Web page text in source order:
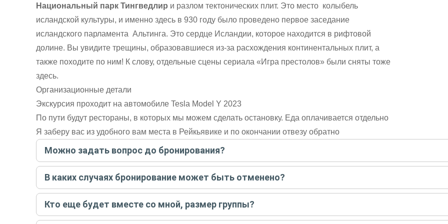
Национальный парк Тингведлир и разлом тектонических плит. Это место колыбель
исландской культуры, и именно здесь в 930 году было проведено первое заседание
исландского парламента Альтинга. Это сердце Исландии, которое находится в рифтовой
долине. Вы увидите трещины, образовавшиеся из-за расхождения континентальных плит, а
также походите по ним! К слову, отдельные сцены сериала «Игра престолов» были сняты тоже
здесь.
Организационные детали
Экскурсия проходит на автомобиле Tesla Model Y 2023
По пути будут рестораны, в которых мы можем сделать остановку. Еда оплачивается отдельно
Я заберу вас из удобного вам места в Рейкьявике и по окончании отвезу обратно
Можно задать вопрос до бронирования?
Достаточно перейти по ссылке «Задать вопрос» и написать гиду. Платить при этом не нужно. Сначала согласуйте с
бронируйте экскурсию.Задать вопрос.
В каких случаях бронирование может быть отменено?
Только в случае неблагоприятных погодных условий, например, если экскурсия на кораблике, а по прогнозу погоды
вас об отмене, а мы вернем предоплату на карту. Во всех остальных случаях экскурсия состоится.
Кто еще будет вместе со мной, размер группы?
Если экскурсия индивидуальная, гид проведет встречу только для вас и вашей компании. Если групповая — на